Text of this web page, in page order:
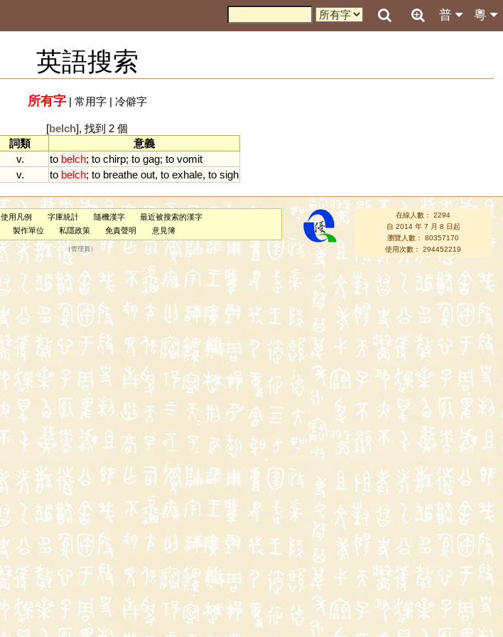
粵
普
英語搜索
所有字| 常用字| 冷僻字
[belch], 找到 2 個
詞類
意義
v. to belch; to chirp; to gag; to vomit
v. to belch; to breathe out, to exhale, to sigh
使用凡例 字庫統計 隨機漢字
最近被搜索的漢字
製作單位 私隱政策 免責聲明 意見簿
（管理員 ）
在線人數： 2294
自 2014 年 7 月 8 日起
瀏覽人數： 80357170
使用次數： 294452219